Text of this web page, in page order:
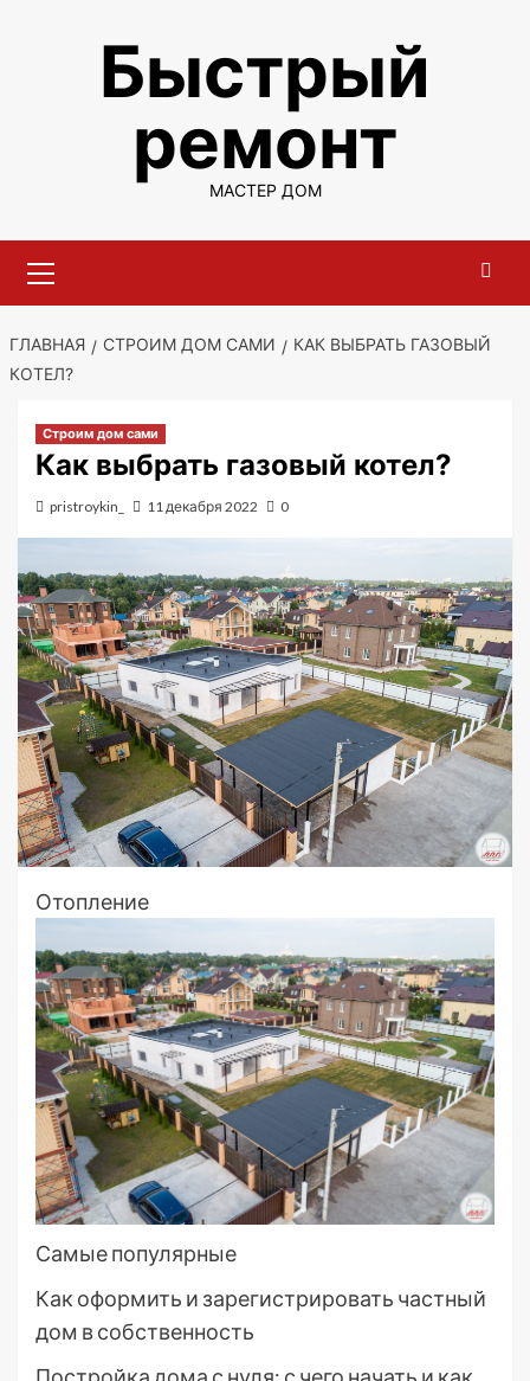
содержимомуБыстрый
ремонт
МАСТЕР ДОМ
меню
ГЛАВНАЯ СТРОИМ ДОМ САМИ
КАК ВЫБРАТЬ ГАЗОВЫЙ
КОТЕЛ?
Строим дом сами
Как выбрать газовый котел?
pristroykin_ 11 декабря 2022 0
Отопление
Самые популярные
Как оформить и зарегистрировать частный
дом в собственность